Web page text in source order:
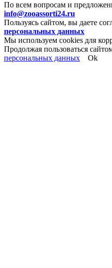
По всем вопросам и
info@zooassorti24.ru
Пользуясь сайтом, вы даете
персональных данных
Мы используем cookies для
Продолжая пользоваться
персональных данных
Ok